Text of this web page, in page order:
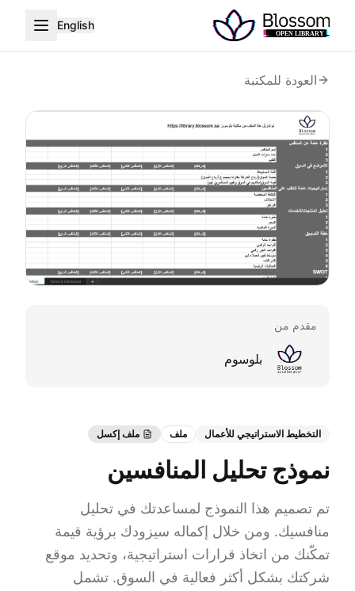
English
العودة للمكتبة
مقدم من
بلوسوم
التخطيط الاستراتيجي للأعمال ملف ملف إكسل
نموذج تحليل المنافسين
تم تصميم هذا النموذج لمساعدتك في تحليل
منافسيك. ومن خلال إكماله سيزودك برؤية قيمة
تمكّنك من اتخاذ قرارات استراتيجية، وتحديد موقع
شركتك بشكل أكثر فعالية في السوق. تشمل